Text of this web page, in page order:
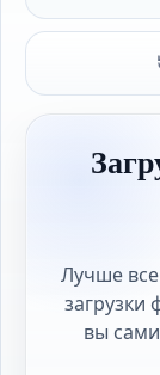
Лучше
загрузки
вы